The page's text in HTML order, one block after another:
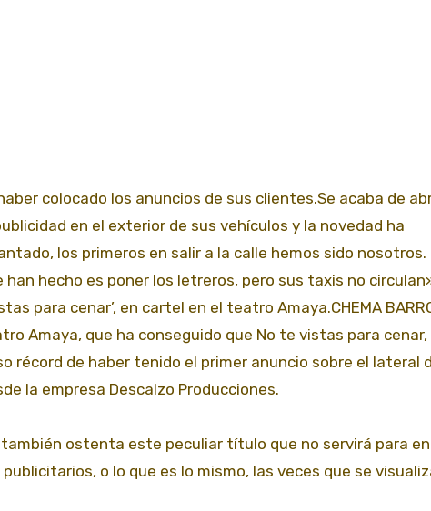
colocado los anuncios de sus clientes.Se acaba de
en el exterior de sus vehículos y la novedad ha
los primeros en salir a la calle hemos sido nosotros.
hecho es poner los letreros, pero sus taxis no
para cenar’, en cartel en el teatro Amaya.CHEMA
Amaya, que ha conseguido que No te vistas para cenar,
récord de haber tenido el primer anuncio sobre el lateral
la empresa Descalzo Producciones.
ostenta este peculiar título que no servirá para
o lo que es lo mismo, las veces que se